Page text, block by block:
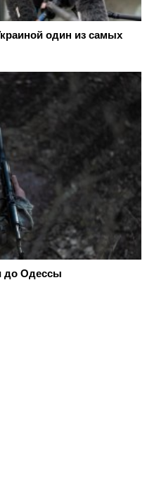
один из самых
до Одессы